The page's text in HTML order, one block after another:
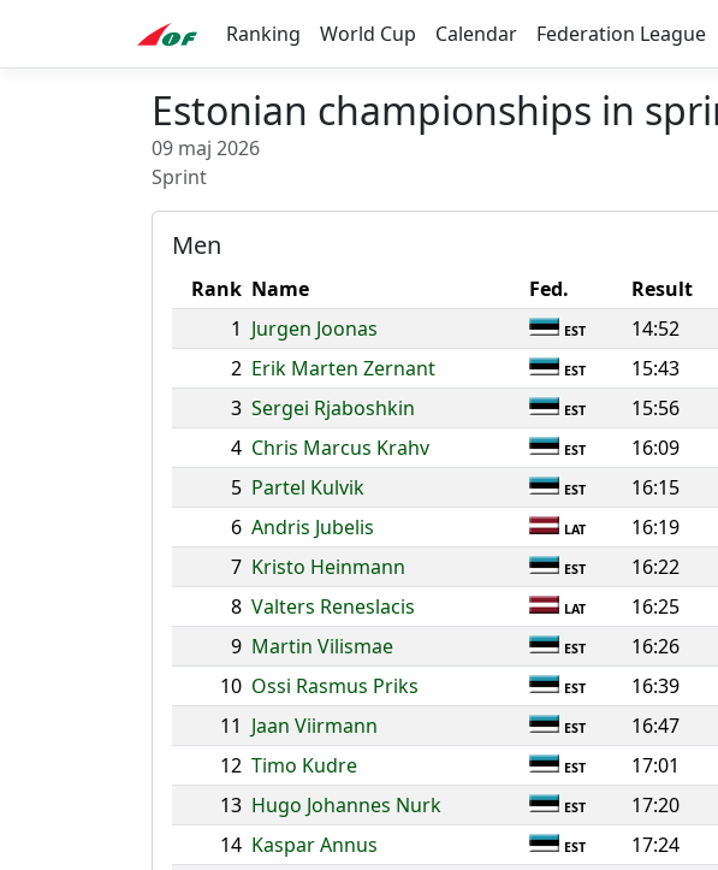
Ranking World Cup Calendar Federation League
Estonian championships in
09 maj 2026
Sprint
Men
Rank Name Fed. Result
1 Jurgen Joonas EST 14:52
2 Erik Marten Zernant EST 15:43
3 Sergei Rjaboshkin EST 15:56
4 Chris Marcus Krahv EST 16:09
5 Partel Kulvik EST 16:15
6 Andris Jubelis LAT 16:19
7 Kristo Heinmann EST 16:22
8 Valters Reneslacis LAT 16:25
9 Martin Vilismae EST 16:26
10 Ossi Rasmus Priks EST 16:39
11 Jaan Viirmann EST 16:47
12 Timo Kudre EST 17:01
13 Hugo Johannes Nurk EST 17:20
14 Kaspar Annus EST 17:24